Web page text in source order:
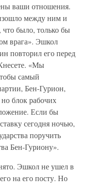
ваши отношения.
между ним и
было, только бы
врага». Эшкол
повторил его перед
«Мы
самый
Бен-Гурион,
блок рабочих
Если бы
сегодня ночью,
поручить
Бен-Гуриону».
Эшкол не ушел в
на его посту. Но